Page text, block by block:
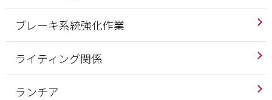
ブレーキ系統強化作業
ライティング関係
ランチア